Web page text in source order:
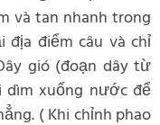
và tan nhanh trong
địa điểm câu và chỉ
gió (đoạn dây từ
dìm xuống nước để
( Khi chỉnh phao